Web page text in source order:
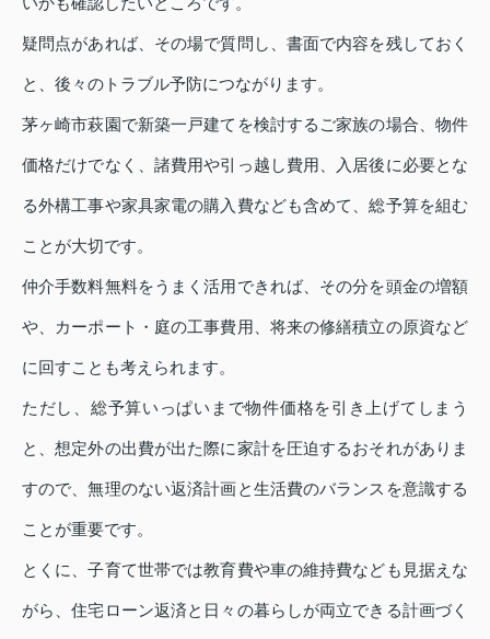
疑問点があれば、その場で質問し、書面で内容を残しておく
と、後々のトラブル予防につながります。
茅ヶ崎市萩園で新築一戸建てを検討するご家族の場合、物件
価格だけでなく、諸費用や引っ越し費用、入居後に必要とな
る外構工事や家具家電の購入費なども含めて、総予算を組む
ことが大切です。
仲介手数料無料をうまく活用できれば、その分を頭金の増額
や、カーポート・庭の工事費用、将来の修繕積立の原資など
に回すことも考えられます。
ただし、総予算いっぱいまで物件価格を引き上げてしまう
と、想定外の出費が出た際に家計を圧迫するおそれがありま
すので、無理のない返済計画と生活費のバランスを意識する
ことが重要です。
とくに、子育て世帯では教育費や車の維持費なども見据えな
がら、住宅ローン返済と日々の暮らしが両立できる計画づく